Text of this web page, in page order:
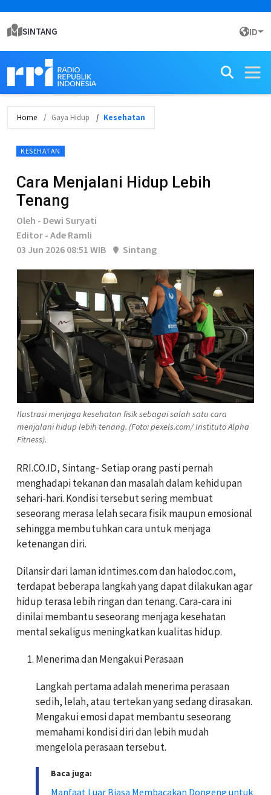
SINTANG ID
Home Gaya Hidup Kesehatan
KESEHATAN
Cara Menjalani Hidup Lebih
Tenang
Oleh - Dewi Suryati
Editor - Ade Ramli
03 Jun 2026 08:51 WIB
Sintang
Ilustrasi menjaga kesehatan fisik sebagai salah satu cara
menjalani hidup lebih tenang. (Foto: pexels.com/ Instituto Alpha
Fitness).
RRI.CO.ID, Sintang- Setiap orang pasti pernah
menghadapi tekanan dan masalah dalam kehidupan
sehari-hari. Kondisi tersebut sering membuat
seseorang merasa lelah secara fisik maupun emosional
sehingga membutuhkan cara untuk menjaga
ketenangan diri.
Dilansir dari laman idntimes.com dan halodoc.com,
terdapat beberapa langkah yang dapat dilakukan agar
hidup terasa lebih ringan dan tenang. Cara-cara ini
dinilai membantu seseorang menjaga kesehatan
mental sekaligus meningkatkan kualitas hidup.
Menerima dan Mengakui Perasaan
Langkah pertama adalah menerima perasaan
sedih, lelah, atau tertekan yang sedang dirasakan.
Mengakui emosi dapat membantu seseorang
memahami kondisi diri dan lebih mudah
mengelola perasaan tersebut.
Baca juga:
Manfaat Luar Biasa Membacakan Dongeng untuk